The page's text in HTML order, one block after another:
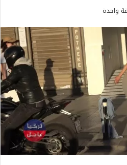
واحدة